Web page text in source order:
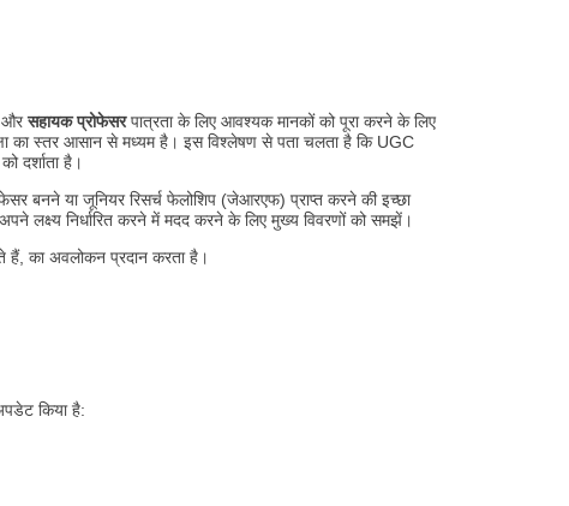
औरसहायक प्रोफेसरपात्रता के लिए आवश्यक मानकों को पूरा करने के लिए
का स्तर आसान से मध्यम है। इस विश्लेषण से पता चलता है कि UGC
दर्शाता है।
बनने या जूनियर रिसर्च फेलोशिप (जेआरएफ) प्राप्त करने की इच्छा
लक्ष्य निर्धारित करने में मदद करने के लिए मुख्य विवरणों को समझें।
का अवलोकन प्रदान करता है।
किया है: